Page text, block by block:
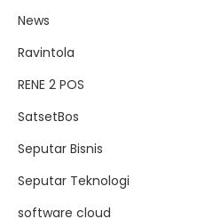
News
Ravintola
RENE 2 POS
SatsetBos
Seputar Bisnis
Seputar Teknologi
software cloud